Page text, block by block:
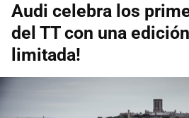
Audi celebra los
del TT con una
limitada!